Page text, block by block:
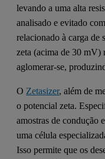
levando a uma alta
analisado e evitado
relacionado à carga de
zeta (acima de 30 mV)
aglomerar-se,
O Zetasizer, além de
o potencial zeta.
amostras de condução
uma célula
Isso permite que os